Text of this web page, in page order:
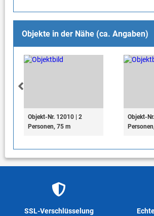
Objekte in der Nähe (ca. Angaben)
Objekt-Nr. 12010 | 2
Personen, 75 m
Objekt-
SSL-Verschlüsselung